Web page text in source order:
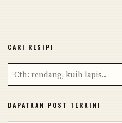
CARI RESIPI
DAPATKAN POST TERKINI